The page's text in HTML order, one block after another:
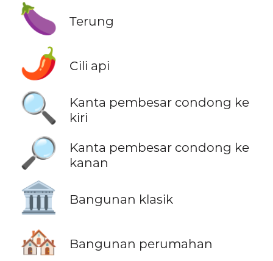
🍆 Terung
🌶️ Cili api
🔍
Kanta pembesar condong ke
kiri
🔎
Kanta pembesar condong ke
kanan
🏛️ Bangunan klasik
🏘️ Bangunan perumahan